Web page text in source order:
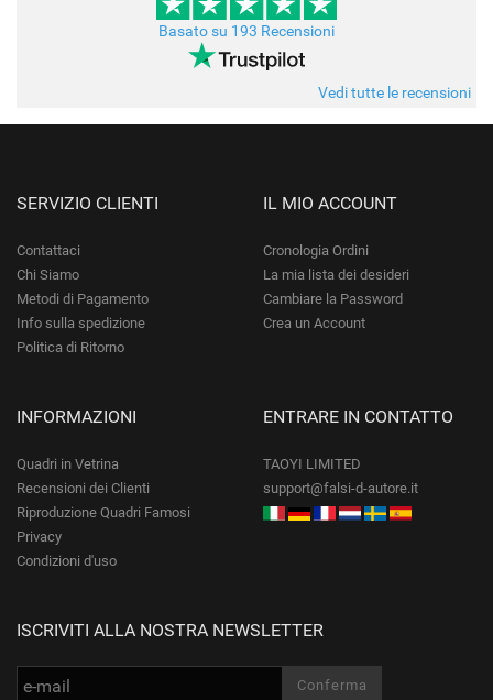
Basato su 193 Recensioni
Vedi tutte le recensioni
SERVIZIO CLIENTI
Contattaci
Chi Siamo
Metodi di Pagamento
Info sulla spedizione
Politica di Ritorno
IL MIO ACCOUNT
Cronologia Ordini
La mia lista dei desideri
Cambiare la Password
Crea un Account
INFORMAZIONI
Quadri in Vetrina
Recensioni dei Clienti
Riproduzione Quadri Famosi
Privacy
Condizioni d'uso
ENTRARE IN CONTATTO
TAOYI LIMITED
support@falsi-d-autore.it
ISCRIVITI ALLA NOSTRA NEWSLETTER